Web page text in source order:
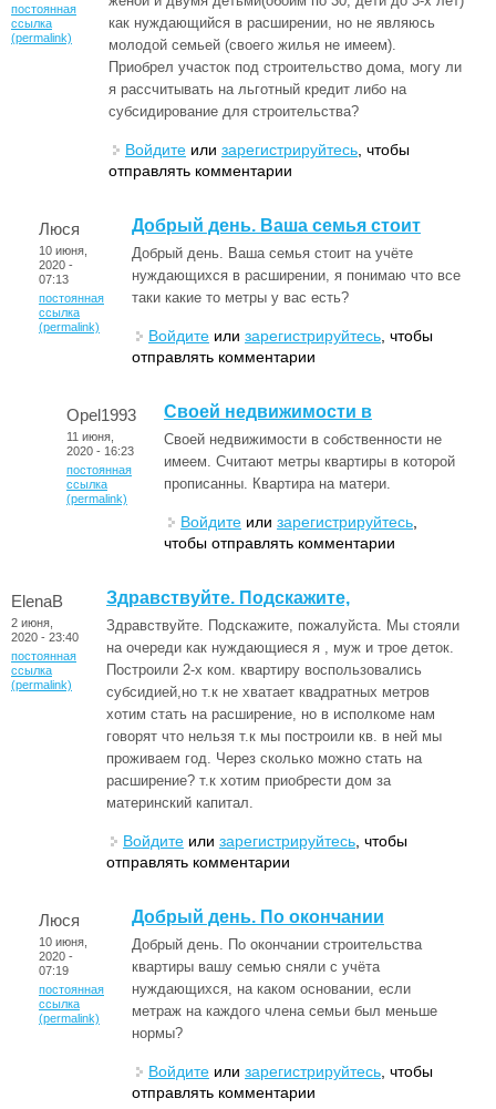
постоянная
ссылка
(permalink)
как нуждающийся в расширении, но не являюсь
молодой семьей (своего жилья не имеем).
Приобрел участок под строительство дома, могу ли
я рассчитывать на льготный кредит либо на
субсидирование для строительства?
Войдите или зарегистрируйтесь , чтобы
отправлять комментарии
Люся
10 июня,
2020 -
07:13
постоянная
ссылка
(permalink)
Добрый день. Ваша семья стоит
Добрый день. Ваша семья стоит на учёте
нуждающихся в расширении, я понимаю что все
таки какие то метры у вас есть?
Войдите или зарегистрируйтесь , чтобы
отправлять комментарии
Opel1993
11 июня,
2020 - 16:23
постоянная
ссылка
(permalink)
Своей недвижимости в
Своей недвижимости в собственности не
имеем. Считают метры квартиры в которой
прописанны. Квартира на матери.
Войдите или зарегистрируйтесь
чтобы отправлять комментарии
ElenaB
2 июня,
2020 - 23:40
постоянная
ссылка
(permalink)
Здравствуйте. Подскажите,
Здравствуйте. Подскажите, пожалуйста. Мы стояли
на очереди как нуждающиеся я , муж и трое деток.
Построили 2-х ком. квартиру воспользовались
субсидией,но т.к не хватает квадратных метров
хотим стать на расширение, но в исполкоме нам
говорят что нельзя т.к мы построили кв. в ней мы
проживаем год. Через сколько можно стать на
расширение? т.к хотим приобрести дом за
материнский капитал.
Войдите или зарегистрируйтесь , чтобы
отправлять комментарии
Люся
10 июня,
2020 -
07:19
постоянная
ссылка
(permalink)
Добрый день. По окончании
Добрый день. По окончании строительства
квартиры вашу семью сняли с учёта
нуждающихся, на каком основании, если
метраж на каждого члена семьи был меньше
нормы?
Войдите или зарегистрируйтесь , чтобы
отправлять комментарии